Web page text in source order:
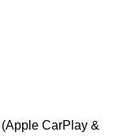
CarPlay &